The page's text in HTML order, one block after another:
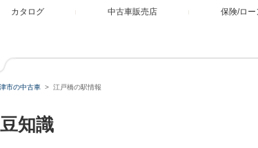
カタログ 中古車販売店 保険/ロー
津市の中古車 江戸橋の駅情報
知識